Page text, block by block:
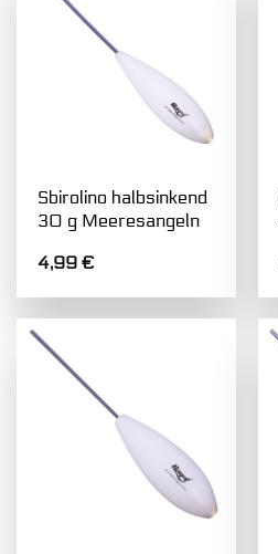
Sbirolino halbsinkend
30 g Meeresangeln
4,99€